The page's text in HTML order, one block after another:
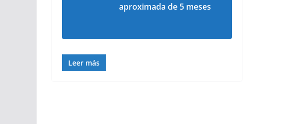
aproximada de 5 meses
Leer más